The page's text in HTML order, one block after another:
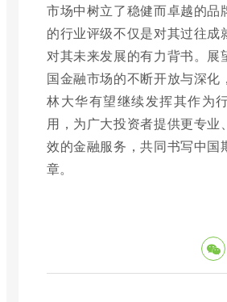
市场中树立了稳健而卓越的品
的行业评级不仅是对其过往成
对其未来发展的有力背书。展
国金融市场的不断开放与深化
林大华有望继续发挥其作为
用，为广大投资者提供更专业
效的金融服务，共同书写中国
章。